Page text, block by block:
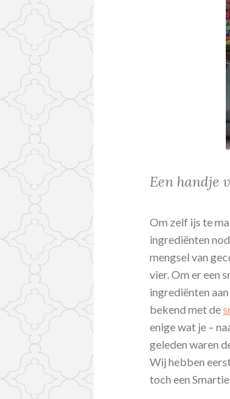
Een handje
Om zelf ijs te
ingrediënten
mengsel van
vier. Om er een
ingrediënten
bekend met de
enige wat je –
geleden waren
Wij hebben
toch een